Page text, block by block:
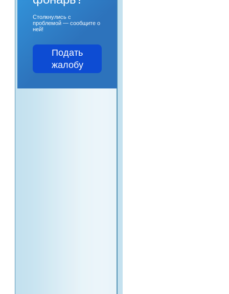
Столкнулись с
проблемой — сообщите о
ней!
Подать
жалобу